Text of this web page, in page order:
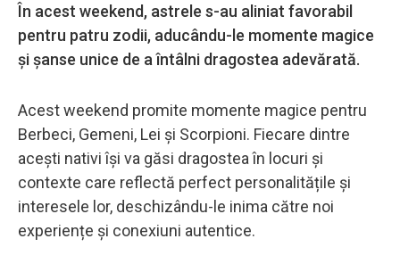
În acest weekend, astrele s-au aliniat favorabil
pentru patru zodii, aducându-le momente magice
și șanse unice de a întâlni dragostea adevărată.
Acest weekend promite momente magice pentru
Berbeci, Gemeni, Lei și Scorpioni. Fiecare dintre
acești nativi își va găsi dragostea în locuri și
contexte care reflectă perfect personalitățile și
interesele lor, deschizându-le inima către noi
experiențe și conexiuni autentice.